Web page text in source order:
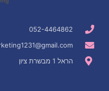
052-4464862
הראל 1 מבשרת ציון